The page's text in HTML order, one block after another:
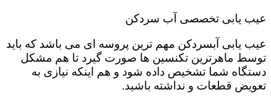
عیب یابی تخصصی آب سردکن
عیب یابی آبسردکن مهم ترین پروسه ای می باشد که باید
توسط ماهرترین تکنسین ها صورت گیرد تا هم مشکل
دستگاه شما تشخیص داده شود و هم اینکه نیازی به
تعویض قطعات و نداشته باشید.